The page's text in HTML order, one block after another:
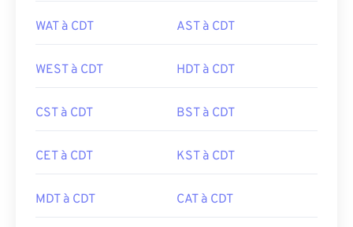
WAT à CDT AST à CDT
WEST à CDT HDT à CDT
CST à CDT BST à CDT
CET à CDT KST à CDT
MDT à CDT CAT à CDT